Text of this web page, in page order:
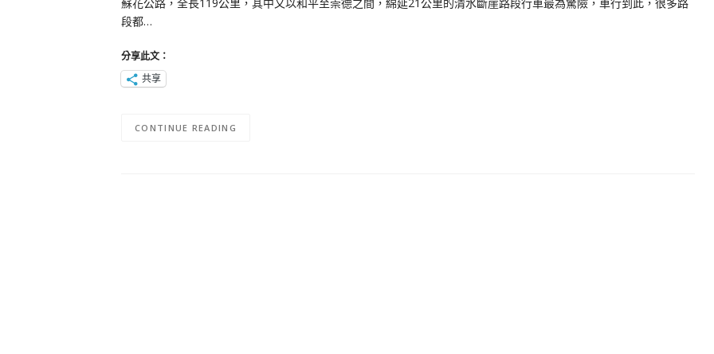
段都…
分享此文：
共享
CONTINUE READING